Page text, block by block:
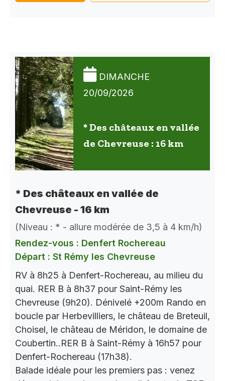
DIMANCHE
20/09/2026
* Des châteaux en vallée
de Chevreuse : 16 km
* Des châteaux en vallée de
Chevreuse - 16 km
(Niveau : * - allure modérée de 3,5 à 4 km/h)
Rendez-vous : Denfert Rochereau
Départ : St Rémy les Chevreuse
RV à 8h25 à Denfert-Rochereau, au milieu du
quai. RER B à 8h37 pour Saint-Rémy les
Chevreuse (9h20). Dénivelé +200m Rando en
boucle par Herbevilliers, le château de Breteuil,
Choisel, le château de Méridon, le domaine de
Coubertin..RER B à Saint-Rémy à 16h57 pour
Denfert-Rochereau (17h38).
Balade idéale pour les premiers pas : venez